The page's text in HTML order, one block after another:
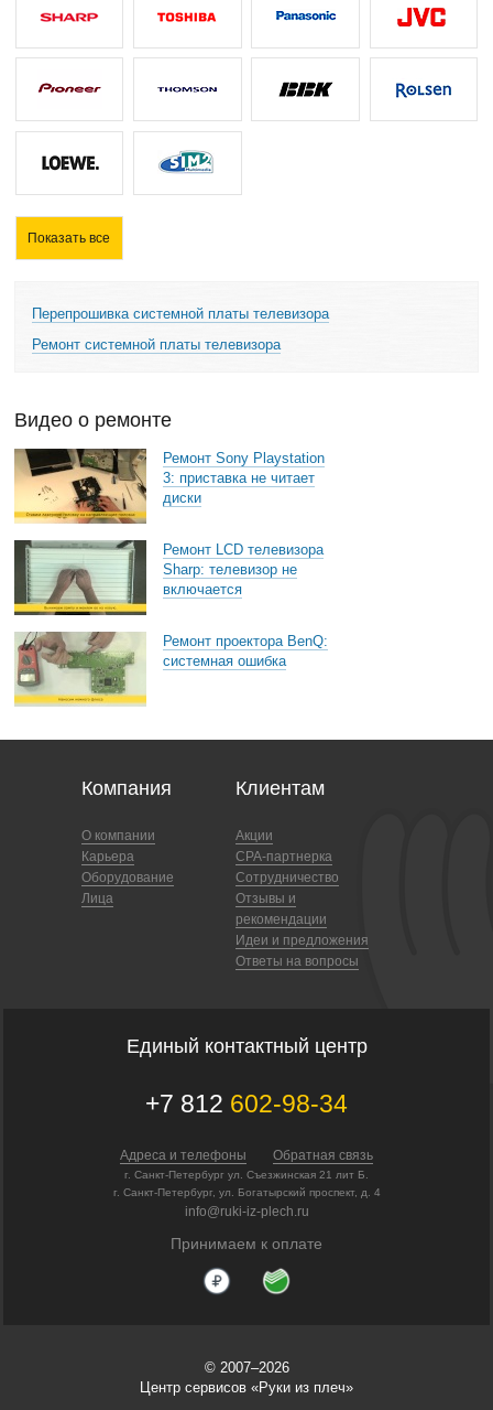
Показать все
Перепрошивка системной платы телевизора
Ремонт системной платы телевизора
Видео о ремонте
Ремонт Sony Playstation
3: приставка не читает
диски
Ремонт LCD телевизора
Sharp: телевизор не
включается
Ремонт проектора BenQ:
системная ошибка
Компания
О компании
Карьера
Оборудование
Лица
Клиентам
Акции
CPA-партнерка
Сотрудничество
Отзывы и
рекомендации
Идеи и предложения
Ответы на вопросы
Единый контактный центр
+7 812 602-98-34
Адреса и телефоны Обратная связь
г. Санкт-Петербург ул. Съезжинская 21 лит Б.
г. Санкт-Петербург, ул. Богатырский проспект, д. 4
info@ruki-iz-plech.ru
Принимаем к оплате
© 2007–2026
Центр сервисов «Руки из плеч»